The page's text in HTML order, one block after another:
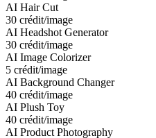
AI Hair Cut
30 crédit/image
AI Headshot Generator
30 crédit/image
AI Image Colorizer
5 crédit/image
AI Background Changer
40 crédit/image
AI Plush Toy
40 crédit/image
AI Product Photography